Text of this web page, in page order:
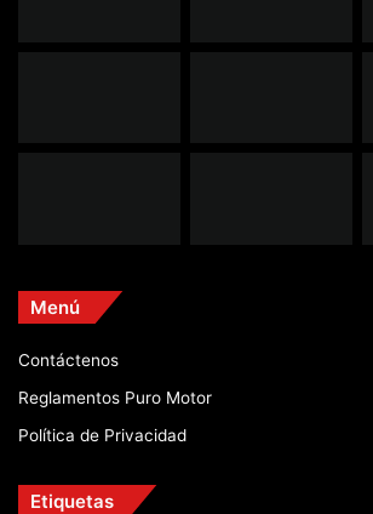
Menú
Contáctenos
Reglamentos Puro Motor
Política de Privacidad
Etiquetas